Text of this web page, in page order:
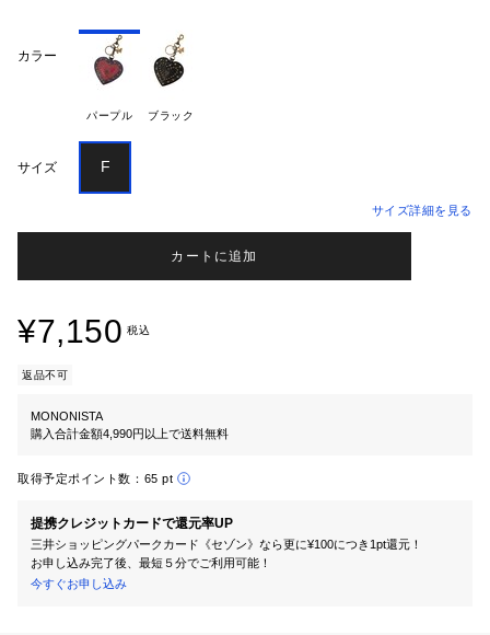
カラー
パープル ブラック
サイズ F
サイズ詳細を見る
カートに追加
¥7,150 税込
返品不可
MONONISTA
購入合計金額4,990円以上で送料無料
取得予定ポイント数： 65 pt
提携クレジットカードで還元率UP
三井ショッピングパークカード《セゾン》なら更に¥100につき1pt還元！
お申し込み完了後、最短５分でご利用可能！
今すぐお申し込み